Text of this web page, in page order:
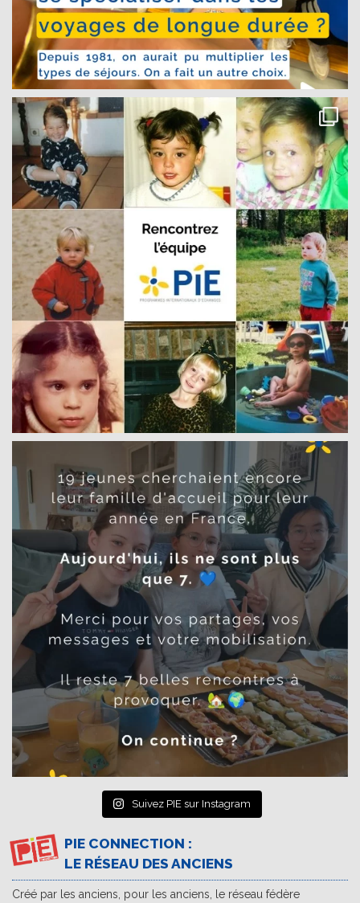
Suivez PIE sur Instagram
PIE CONNECTION :
LE RÉSEAU DES ANCIENS
Créé par les anciens, pour les anciens, le réseau fédère